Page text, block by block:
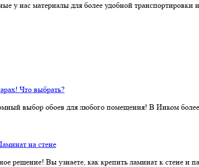
у нас материалы для более удобной транспортировки
Что выбрать?
выбор обоев для любого помещения! В Инком
на стене
решение! Вы узнаете, как крепить ламинат к стене и